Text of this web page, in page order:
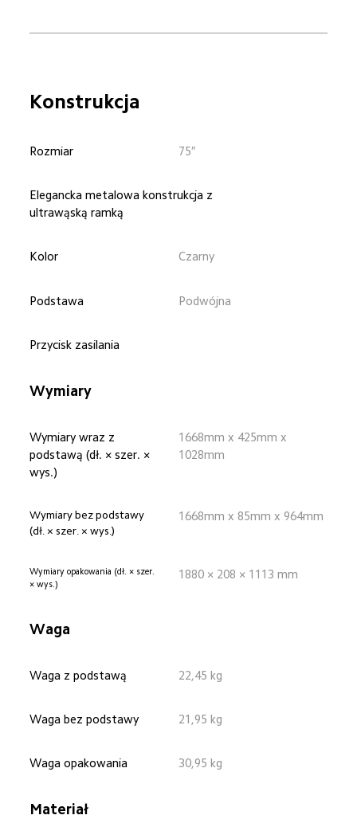
Konstrukcja
Rozmiar 75″
Elegancka metalowa konstrukcja z
ultrawąską ramką
Kolor Czarny
Podstawa Podwójna
Przycisk zasilania
Wymiary
Wymiary wraz z
podstawą (dł. × szer. ×
wys.)
1668mm x 425mm x
1028mm
Wymiary bez podstawy
(dł. × szer. × wys.)
1668mm x 85mm x 964mm
Wymiary opakowania (dł. × szer.
× wys.)
1880 × 208 × 1113 mm
Waga
Waga z podstawą 22,45 kg
Waga bez podstawy 21,95 kg
Waga opakowania 30,95 kg
Materiał